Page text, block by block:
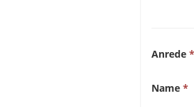
Anrede
Name